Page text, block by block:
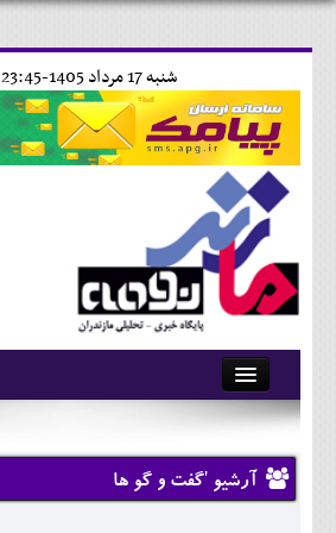
شنبه 17 مرداد 1405-23:45-
آرشیو
تماس با ما
وبلاگ
آرشیو 'گفت و گو ها